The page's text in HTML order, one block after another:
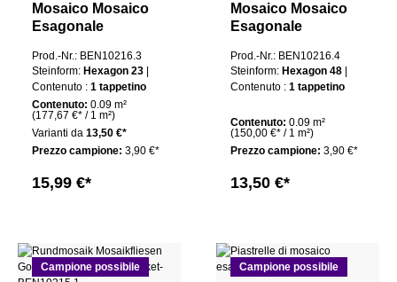
Mosaico Mosaico
Esagonale
Mali Opaco
Prod.-Nr.: BEN10216.3
Steinform: Hexagon 23
Contenuto : 1 tappetino
Contenuto: 0.09 m²
(177,67 €* / 1 m²)
Varianti da 13,50 €*
Prezzo campione: 3,90 €*
15,99 €*
Mosaico Mosaico
Esagonale
Mali Opaco
Prod.-Nr.: BEN10216.4
Steinform: Hexagon 48
Contenuto : 1 tappetino
Contenuto: 0.09 m²
(150,00 €* / 1 m²)
Prezzo campione: 3,90 €*
13,50 €*
Campione possibile Campione possibile